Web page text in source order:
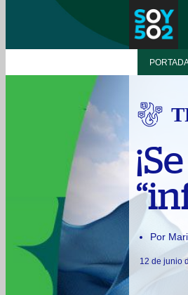
Por
12 de junio